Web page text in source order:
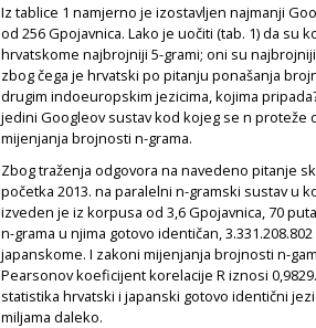
Iz tablice 1 namjerno je izostavljen najmanji
od 256 Gpojavnica. Lako je uočiti (tab. 1) da su
hrvatskome najbrojniji 5-grami; oni su
zbog čega je hrvatski po pitanju ponašanja
drugim indoeuropskim jezicima, kojima
jedini Googleov sustav kod kojeg se n proteže
mijenjanja brojnosti n-grama.
Zbog traženja odgovora na navedeno pitanje
početka 2013. na paralelni n-gramski sustav u
izveden je iz korpusa od 3,6 Gpojavnica, 70
n-grama u njima gotovo identičan,
japanskome. I zakoni mijenjanja brojnosti n-
Pearsonov koeficijent korelacije R iznosi
statistika hrvatski i japanski gotovo identični
miljama daleko.